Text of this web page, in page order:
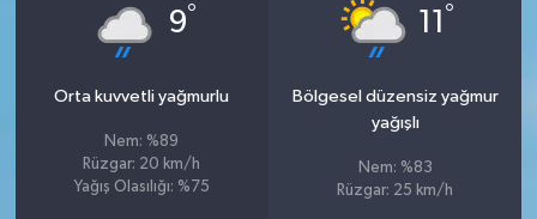
9°
Orta kuvvetli yağmurlu
Nem: %89
Rüzgar: 20 km/h
Yağış Olasılığı: %75
11 °
Bölgesel düzensiz yağmur
yağışlı
Nem: %83
Rüzgar: 25 km/h